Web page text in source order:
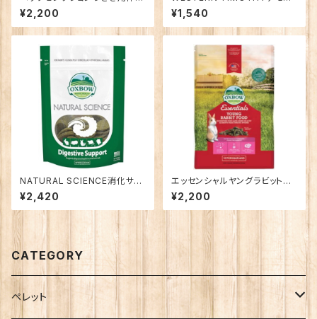
ケア1kg(成長期、妊娠、授乳期
用ペレット)
¥2,200
ー425g(大人用牧草)
¥1,540
NATURAL SCIENCE消化サポ
ート
¥2,420
エッセンシャルヤングラビットフ
ード2.25kg(成長期用ペレット)
¥2,200
CATEGORY
ペレット